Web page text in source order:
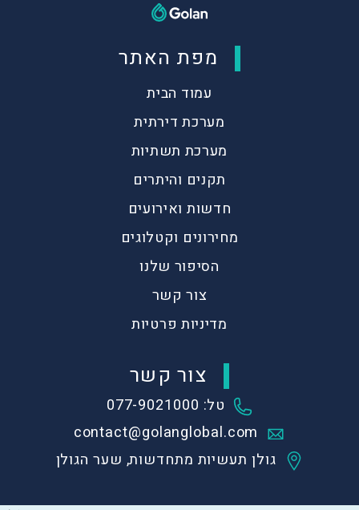
מפת האתר
עמוד הבית
מערכת דירתית
מערכת תשתיות
תקנים והיתרים
חדשות ואירועים
מחירונים וקטלוגים
הסיפור שלנו
צור קשר
מדיניות פרטיות
צור קשר
טל: 077-9021000
contact@golanglobal.com
גולן תעשיות מתחדשות, שער הגולן